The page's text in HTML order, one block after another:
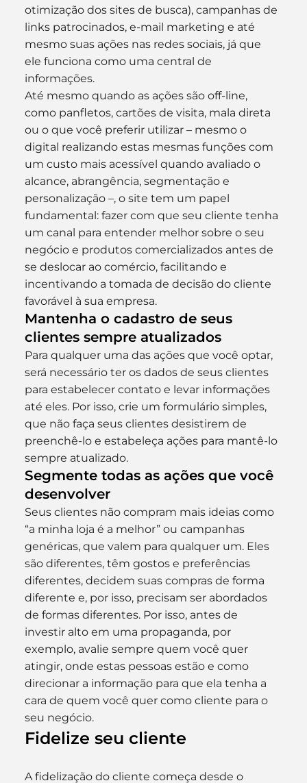
otimização dos sites de busca), campanhas de
links patrocinados, e-mail marketing e até
mesmo suas ações nas redes sociais, já que
ele funciona como uma central de
informações.
Até mesmo quando as ações são off-line,
como panfletos, cartões de visita, mala direta
ou o que você preferir utilizar – mesmo o
digital realizando estas mesmas funções com
um custo mais acessível quando avaliado o
alcance, abrangência, segmentação e
personalização –, o site tem um papel
fundamental: fazer com que seu cliente tenha
um canal para entender melhor sobre o seu
negócio e produtos comercializados antes de
se deslocar ao comércio, facilitando e
incentivando a tomada de decisão do cliente
favorável à sua empresa.
Mantenha o cadastro de seus
clientes sempre atualizados
Para qualquer uma das ações que você optar,
será necessário ter os dados de seus clientes
para estabelecer contato e levar informações
até eles. Por isso, crie um formulário simples,
que não faça seus clientes desistirem de
preenchê-lo e estabeleça ações para mantê-lo
sempre atualizado.
Segmente todas as ações que você
desenvolver
Seus clientes não compram mais ideias como
“a minha loja é a melhor” ou campanhas
genéricas, que valem para qualquer um. Eles
são diferentes, têm gostos e preferências
diferentes, decidem suas compras de forma
diferente e, por isso, precisam ser abordados
de formas diferentes. Por isso, antes de
investir alto em uma propaganda, por
exemplo, avalie sempre quem você quer
atingir, onde estas pessoas estão e como
direcionar a informação para que ela tenha a
cara de quem você quer como cliente para o
seu negócio.
Fidelize seu cliente
A fidelização do cliente começa desde o